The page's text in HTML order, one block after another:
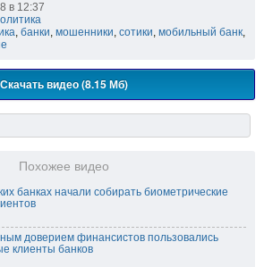
в 12:37
, банки, мошенники, сотики, мобильный банк,
Скачать видео (8.15 Мб)
Похожее видео
банках начали собирать биометрические
доверием финансистов пользовались
клиенты банков